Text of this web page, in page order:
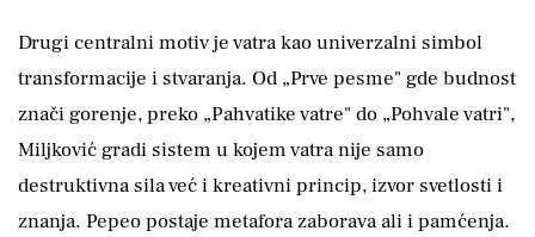
Drugi centralni motiv je vatra kao univerzalni simbol
transformacije i stvaranja. Od „Prve pesme" gde budnost
znači gorenje, preko „Pahvatike vatre" do „Pohvale vatri",
Miljković gradi sistem u kojem vatra nije samo
destruktivna sila već i kreativni princip, izvor svetlosti i
znanja. Pepeo postaje metafora zaborava ali i pamćenja.